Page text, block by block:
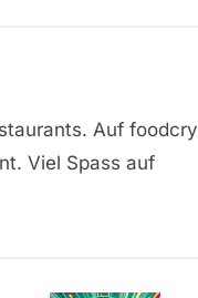
Auf foodcry
Viel Spass auf